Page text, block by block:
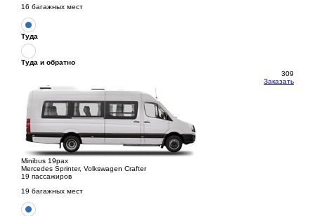
16 багажных мест
Туда
Туда и обратно
309
Заказать
Minibus 19pax
Mercedes Sprinter, Volkswagen Crafter
19 пассажиров
19 багажных мест